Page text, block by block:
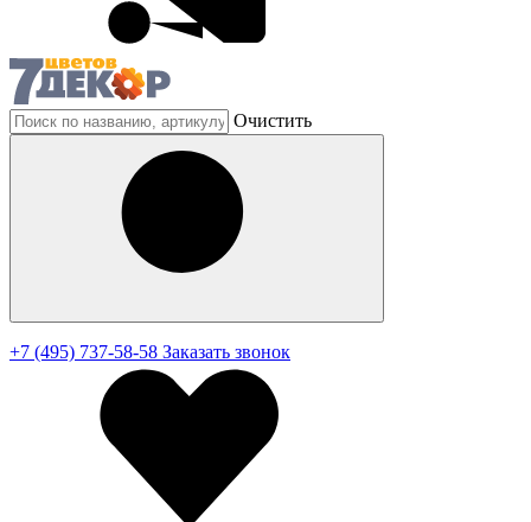
Очистить
+7 (495) 737-58-58 Заказать звонок